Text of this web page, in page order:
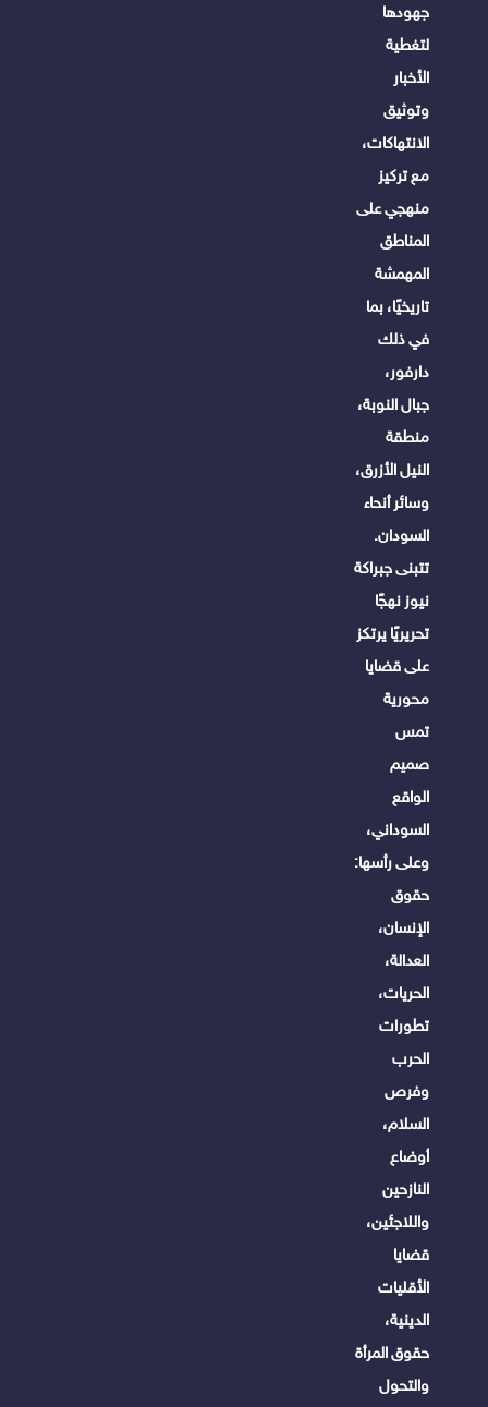
جهودها
لتغطية
الأخبار
وتوثيق
الانتهاكات،
مع تركيز
منهجي على
المناطق
المهمشة
تاريخيًا، بما
في ذلك
دارفور،
جبال النوبة،
منطقة
النيل الأزرق،
وسائر أنحاء
السودان.
تتبنى جبراكة
نيوز نهجًا
تحريريًا يرتكز
على قضايا
محورية
تمس
صميم
الواقع
السوداني،
وعلى رأسها:
حقوق
الإنسان،
العدالة،
الحريات،
تطورات
الحرب
وفرص
السلام،
أوضاع
النازحين
واللاجئين،
قضايا
الأقليات
الدينية،
حقوق المرأة
والتحول